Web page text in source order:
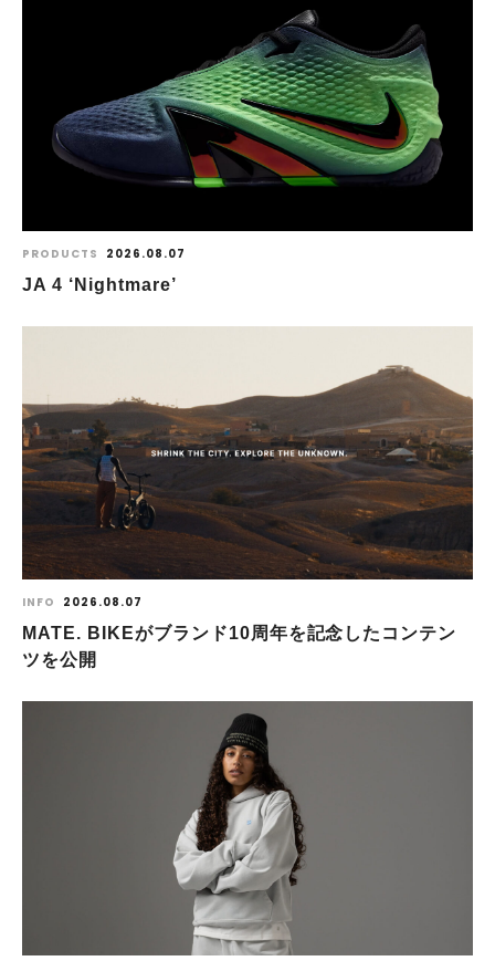
PRODUCTS 2026.08.07
JA 4 ‘Nightmare’
INFO 2026.08.07
MATE. BIKEがブランド10周年を記念したコンテン
ツを公開